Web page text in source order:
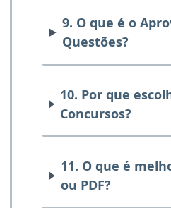
9. O que é o
Questões?
10. Por que
Concursos?
11. O que é
ou PDF?